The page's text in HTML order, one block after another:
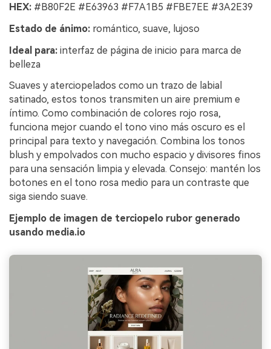
HEX: #B80F2E #E63963 #F7A1B5 #FBE7EE #3A2E39
Estado de ánimo: romántico, suave, lujoso
Ideal para: interfaz de página de inicio para marca de
belleza
Suaves y aterciopelados como un trazo de labial
satinado, estos tonos transmiten un aire premium e
íntimo. Como combinación de colores rojo rosa,
funciona mejor cuando el tono vino más oscuro es el
principal para texto y navegación. Combina los tonos
blush y empolvados con mucho espacio y divisores finos
para una sensación limpia y elevada. Consejo: mantén los
botones en el tono rosa medio para un contraste que
siga siendo suave.
Ejemplo de imagen de terciopelo rubor generado
usando media.io